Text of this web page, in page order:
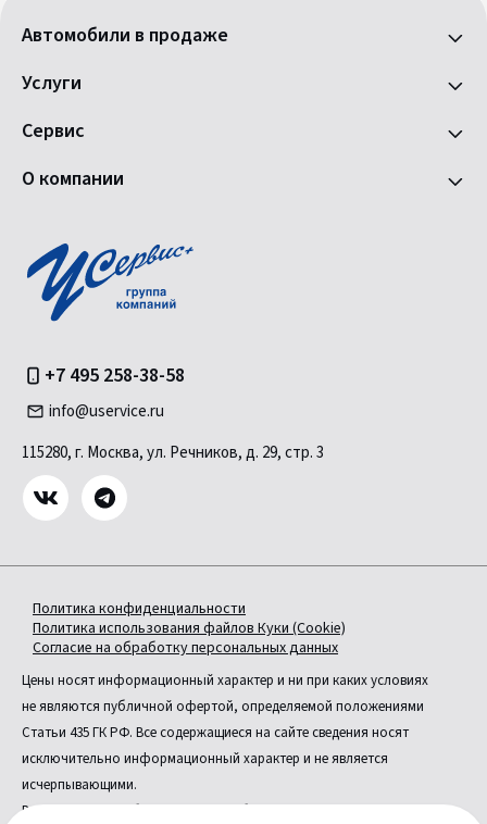
Автомобили в продаже
Услуги
Сервис
О компании
+7 495 258-38-58
info@uservice.ru
115280, г. Москва, ул. Речников, д. 29, стр. 3
Политика конфиденциальности
Политика использования файлов Куки (Cookie)
Согласие на обработку персональных данных
Цены носят информационный характер и ни при каких условиях
не являются публичной офертой, определяемой положениями
Статьи 435 ГК РФ. Все содержащиеся на сайте сведения носят
исключительно информационный характер и не является
исчерпывающими.
Все условия приобретения автомобилей, цены, спецпредложения